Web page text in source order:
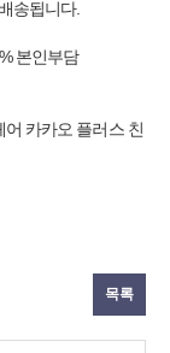
송됩니다.
본인부담
카카오 플러스 친
목록